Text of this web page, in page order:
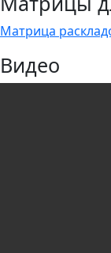
Матрица
Видео